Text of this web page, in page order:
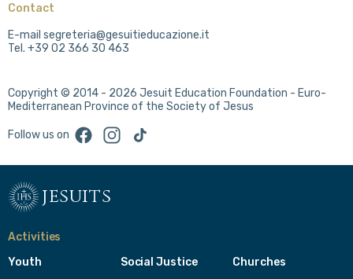
Contact
E-mail segreteria@gesuitieducazione.it
Tel. +39 02 366 30 463
Copyright © 2014 - 2026 Jesuit Education Foundation - Euro-
Mediterranean Province of the Society of Jesus
Follow us on FacebookInstagram
TikTok
jesuits
Activities
Youth
Social Justice
Churches